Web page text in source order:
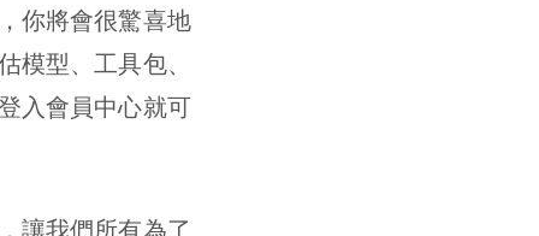
你將會很驚喜地
型、工具包、
入會員中心就可
讓我們所有為了